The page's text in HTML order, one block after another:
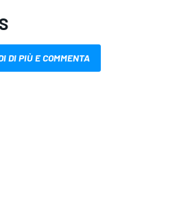
DI PIÙ E COMMENTA